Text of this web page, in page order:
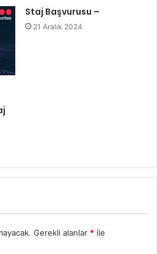
Staj Başvurusu –
21 Aralık 2024
Gerekli alanlar * ile